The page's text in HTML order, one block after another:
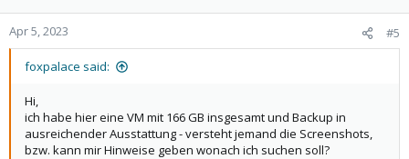
Apr 5, 2023 #5
foxpalace said:
Hi,
ich habe hier eine VM mit 166 GB insgesamt und Backup in
ausreichender Ausstattung - versteht jemand die Screenshots,
bzw. kann mir Hinweise geben wonach ich suchen soll?